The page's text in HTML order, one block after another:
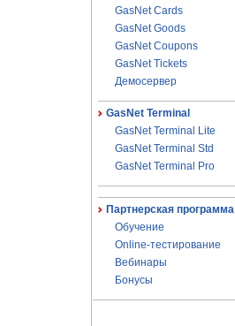
GasNet Cards
GasNet Goods
GasNet Coupons
GasNet Tickets
Демосервер
GasNet Terminal
GasNet Terminal Lite
GasNet Terminal Std
GasNet Terminal Pro
Партнерская программа
Обучение
Online-тестирование
Вебинары
Бонусы